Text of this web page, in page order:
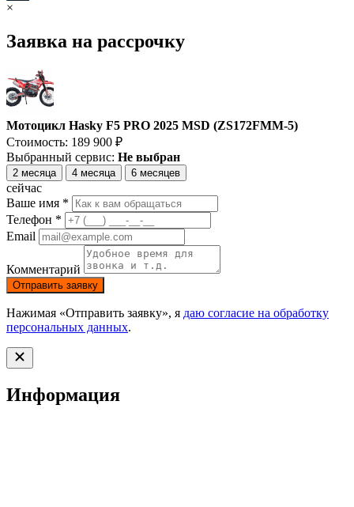
×
Заявка на рассрочку
Мотоцикл Hasky F5 PRO 2025 MSD (ZS172FMM-5)
Стоимость: 189 900 ₽
Выбранный сервис: Не выбран
2 месяца 4 месяца 6 месяцев
сейчас
Ваше имя *
Телефон *
Email
Комментарий
Отправить заявку
Нажимая «Отправить заявку», я даю согласие на обработку
персональных данных.
Информация